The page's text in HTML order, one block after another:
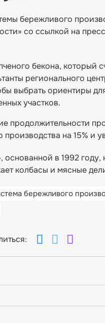
бережливого
со ссылкой на
бекона, который
регионального
выбрать ориентиры
участков.
на 15% и
в 1992 году,
колбасы и мясные
бережливого